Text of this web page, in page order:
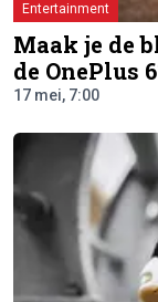
Entertainment
Maak je de
de OnePlus
17 mei, 7:00